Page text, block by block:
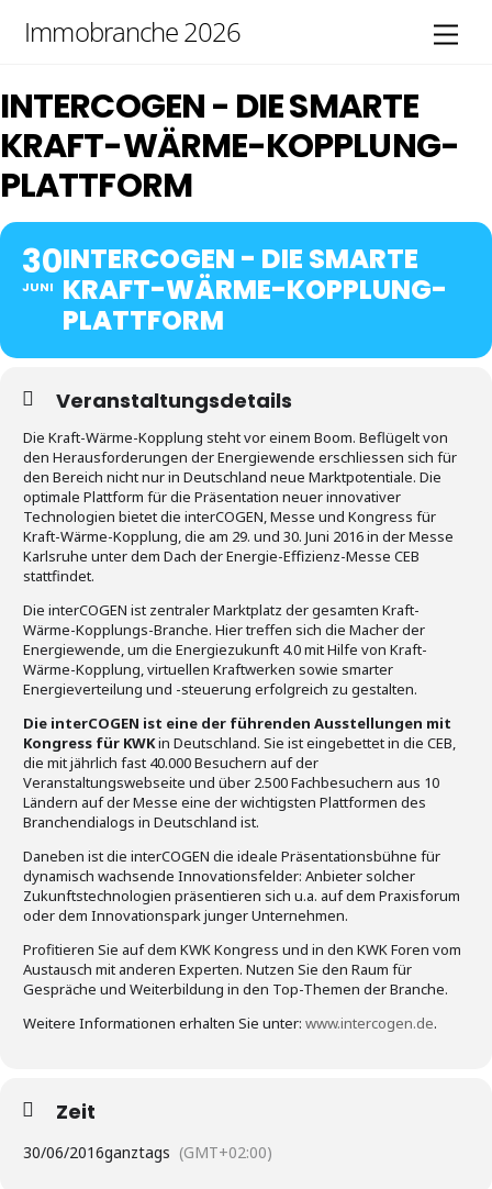
Immobranche 2026
INTERCOGEN - DIE SMARTE
KRAFT-WÄRME-KOPPLUNG-
PLATTFORM
30
JUNI
INTERCOGEN - DIE SMARTE
KRAFT-WÄRME-KOPPLUNG-
PLATTFORM
Veranstaltungsdetails
Die Kraft-Wärme-Kopplung steht vor einem Boom. Beflügelt von
den Herausforderungen der Energiewende erschliessen sich für
den Bereich nicht nur in Deutschland neue Marktpotentiale. Die
optimale Plattform für die Präsentation neuer innovativer
Technologien bietet die interCOGEN, Messe und Kongress für
Kraft-Wärme-Kopplung, die am 29. und 30. Juni 2016 in der Messe
Karlsruhe unter dem Dach der Energie-Effizienz-Messe CEB
stattfindet.
Die interCOGEN ist zentraler Marktplatz der gesamten Kraft-
Wärme-Kopplungs-Branche. Hier treffen sich die Macher der
Energiewende, um die Energiezukunft 4.0 mit Hilfe von Kraft-
Wärme-Kopplung, virtuellen Kraftwerken sowie smarter
Energieverteilung und -steuerung erfolgreich zu gestalten.
Die interCOGEN ist eine der führenden Ausstellungen mit
Kongress für KWKin Deutschland. Sie ist eingebettet in die CEB,
die mit jährlich fast 40.000 Besuchern auf der
Veranstaltungswebseite und über 2.500 Fachbesuchern aus 10
Ländern auf der Messe eine der wichtigsten Plattformen des
Branchendialogs in Deutschland ist.
Daneben ist die interCOGEN die ideale Präsentationsbühne für
dynamisch wachsende Innovationsfelder: Anbieter solcher
Zukunftstechnologien präsentieren sich u.a. auf dem Praxisforum
oder dem Innovationspark junger Unternehmen.
Profitieren Sie auf dem KWK Kongress und in den KWK Foren vom
Austausch mit anderen Experten. Nutzen Sie den Raum für
Gespräche und Weiterbildung in den Top-Themen der Branche.
Weitere Informationen erhalten Sie unter: www.intercogen.de.
Zeit
30/06/2016ganztags (GMT+02:00)